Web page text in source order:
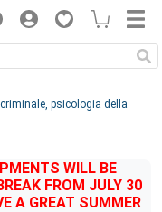
psicologia della
WILL BE
FROM JULY 30
A GREAT SUMMER